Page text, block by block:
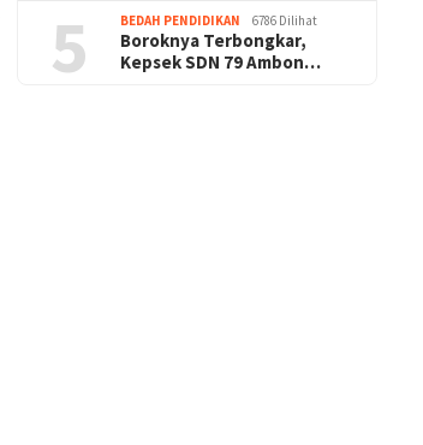
5 BEDAH PENDIDIKAN 6786 Dilihat
Boroknya Terbongkar,
Kepsek SDN 79 Ambon…